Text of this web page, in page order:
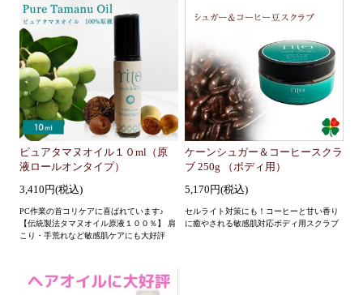
ピュアタマヌオイル１０ml（原
液ロールオンタイプ）
3,410円(税込)
PC作業の首コリケアに喜ばれています♪
【伝統製法タマヌオイル原液１００％】 肩
こり・手荒れなど敏感肌ケアにも大好評
ケーンシュガー＆コーヒースクラ
ブ 250g （ボディ用）
5,170円(税込)
セルライト対策にも！コーヒーと甘い香り
に癒やされる敏感肌対応ボディ用スクラブ